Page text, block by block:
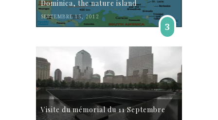
Dominica, the nature island
SEPTEMBRE 15, 2012
3
Visite du mémorial du 11 Septembre